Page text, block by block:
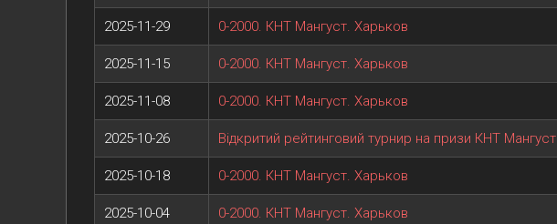
2025-11-29 0-2000. КНТ Мангуст. Харьков
2025-11-15 0-2000. КНТ Мангуст. Харьков
2025-11-08 0-2000. КНТ Мангуст. Харьков
2025-10-26 Відкритий рейтинговий турнир на призи КНТ Мангуст
2025-10-18 0-2000. КНТ Мангуст. Харьков
2025-10-04 0-2000. КНТ Мангуст. Харьков